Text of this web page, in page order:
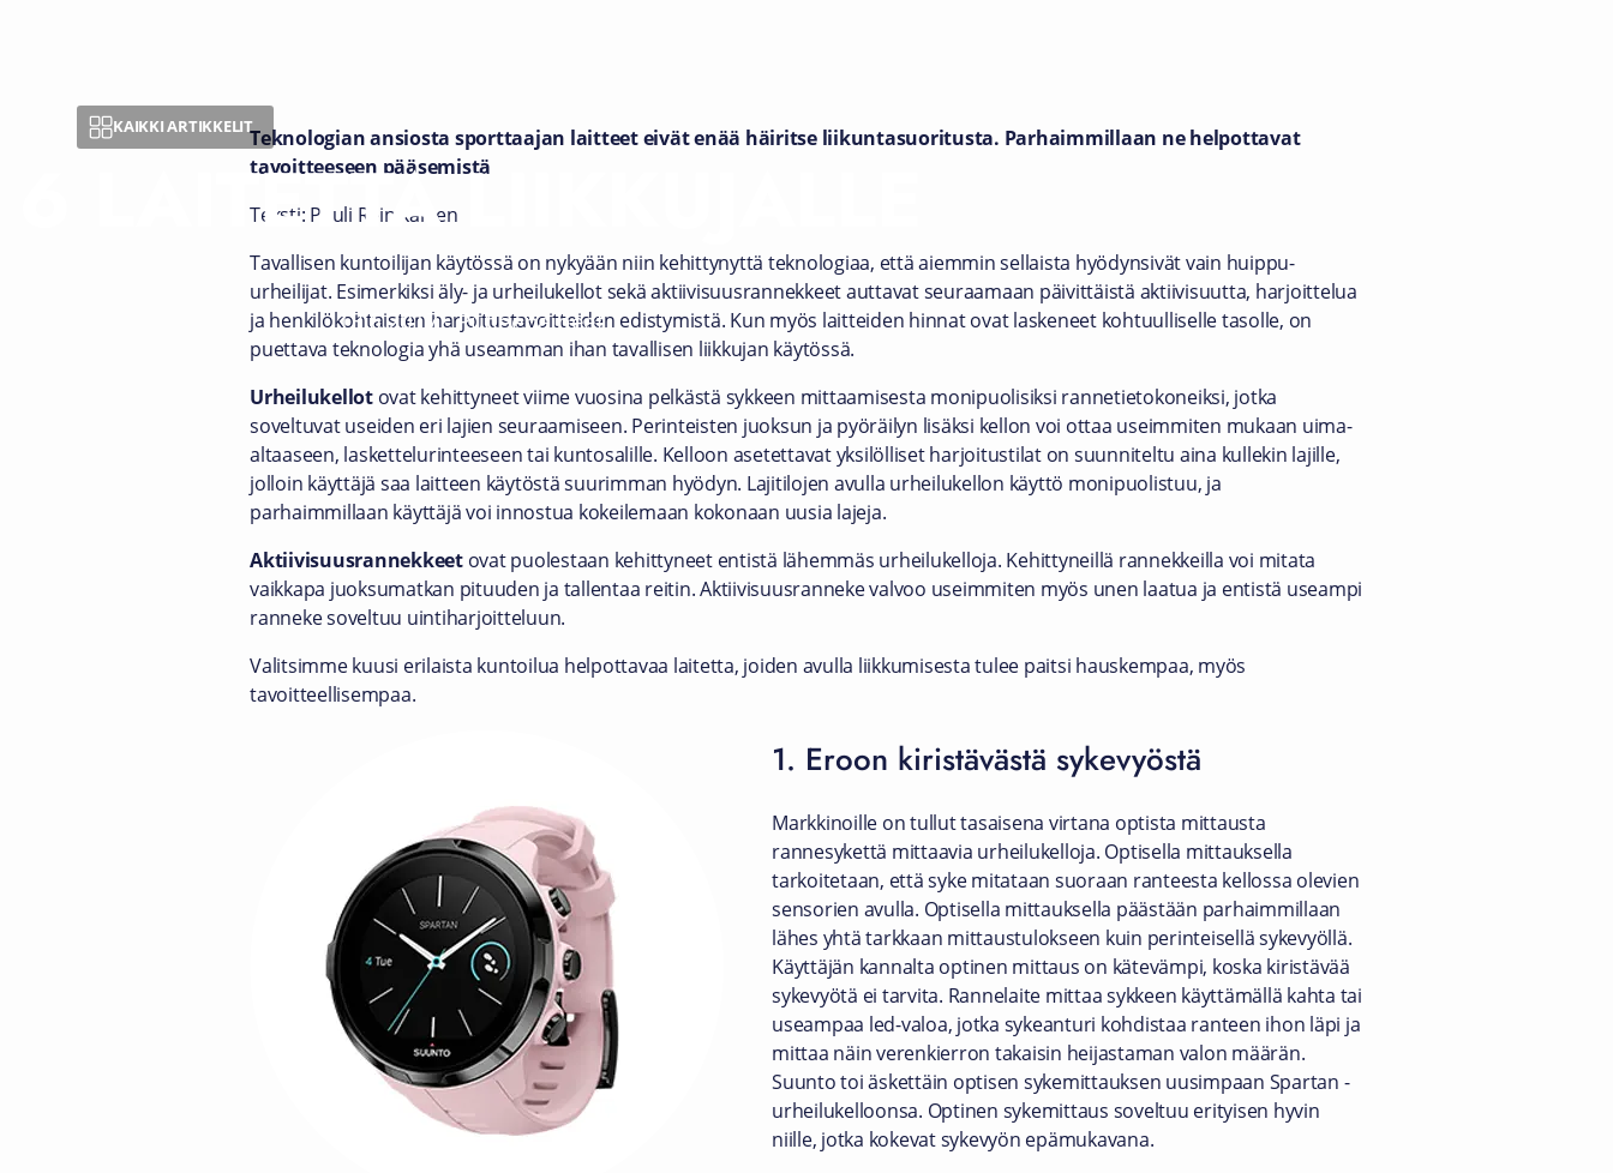
KAIKKI ARTIKKELIT
6 LAITETTA LIIKKUJALLE
13.6.2017-Puheenaiheet
Teknologian ansiosta sporttaajan laitteet eivät enää häiritse liikuntasuoritusta. Parhaimmillaan ne helpottavat
tavoitteeseen pääsemistä
Teksti: Pauli Reinikainen
Tavallisen kuntoilijan käytössä on nykyään niin kehittynyttä teknologiaa, että aiemmin sellaista hyödynsivät vain huippu-
urheilijat. Esimerkiksi äly- ja urheilukellot sekä aktiivisuusrannekkeet auttavat seuraamaan päivittäistä aktiivisuutta, harjoittelua
ja henkilökohtaisten harjoitustavoitteiden edistymistä. Kun myös laitteiden hinnat ovat laskeneet kohtuulliselle tasolle, on
puettava teknologia yhä useamman ihan tavallisen liikkujan käytössä.
Urheilukellotovat kehittyneet viime vuosina pelkästä sykkeen mittaamisesta monipuolisiksi rannetietokoneiksi, jotka
soveltuvat useiden eri lajien seuraamiseen. Perinteisten juoksun ja pyöräilyn lisäksi kellon voi ottaa useimmiten mukaan uima-
altaaseen, laskettelurinteeseen tai kuntosalille. Kelloon asetettavat yksilölliset harjoitustilat on suunniteltu aina kullekin lajille,
jolloin käyttäjä saa laitteen käytöstä suurimman hyödyn. Lajitilojen avulla urheilukellon käyttö monipuolistuu, ja
parhaimmillaan käyttäjä voi innostua kokeilemaan kokonaan uusia lajeja.
Aktiivisuusrannekkeetovat puolestaan kehittyneet entistä lähemmäs urheilukelloja. Kehittyneillä rannekkeilla voi mitata
vaikkapa juoksumatkan pituuden ja tallentaa reitin. Aktiivisuusranneke valvoo useimmiten myös unen laatua ja entistä useampi
ranneke soveltuu uintiharjoitteluun.
Valitsimme kuusi erilaista kuntoilua helpottavaa laitetta, joiden avulla liikkumisesta tulee paitsi hauskempaa, myös
tavoitteellisempaa.
1. Eroon kiristävästä sykevyöstä
Markkinoille on tullut tasaisena virtana optista mittausta
rannesykettä mittaavia urheilukelloja. Optisella mittauksella
tarkoitetaan, että syke mitataan suoraan ranteesta kellossa olevien
sensorien avulla. Optisella mittauksella päästään parhaimmillaan
lähes yhtä tarkkaan mittaustulokseen kuin perinteisellä sykevyöllä.
Käyttäjän kannalta optinen mittaus on kätevämpi, koska kiristävää
sykevyötä ei tarvita. Rannelaite mittaa sykkeen käyttämällä kahta tai
useampaa led-valoa, jotka sykeanturi kohdistaa ranteen ihon läpi ja
mittaa näin verenkierron takaisin heijastaman valon määrän.
Suunto toi äskettäin optisen sykemittauksen uusimpaan Spartan -
urheilukelloonsa. Optinen sykemittaus soveltuu erityisen hyvin
niille, jotka kokevat sykevyön epämukavana.